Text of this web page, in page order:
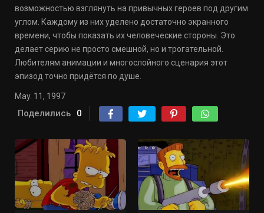
возможностью взглянуть на привычных героев под другим
углом. Каждому из них уделено достаточно экранного
времени, чтобы показать их человеческие стороны. Это
делает серию не просто смешной, но и трогательной.
Любителям анимации и многослойного сценария этот
эпизод точно придётся по душе.
May. 11, 1997
Поделились 0